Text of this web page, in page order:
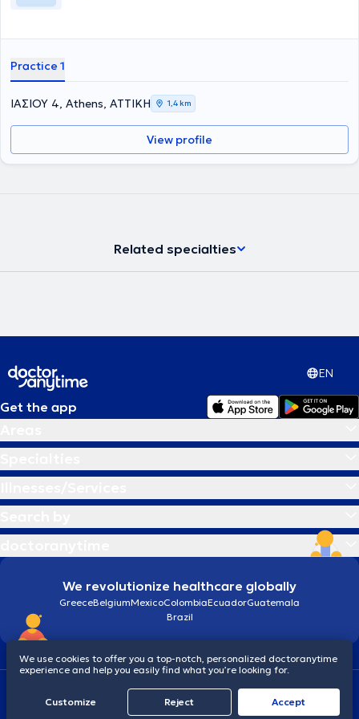
Practice 1
ΙΑΣΙΟΥ 4, Athens, ΑΤΤΙΚΗ 1,4 km
View profile
Related specialties
EN
Get the app
We revolutionize healthcare globally
GreeceBelgiumMexicoColombiaEcuadorGuatemala
Brazil
Cookiesdoctoranytime: Data Protection Policy
© 2026 doctoranytime
We use cookies to offer you a top-notch, personalized doctoranytime
experience and help you easily find what you’re looking for.
Customize Reject Accept